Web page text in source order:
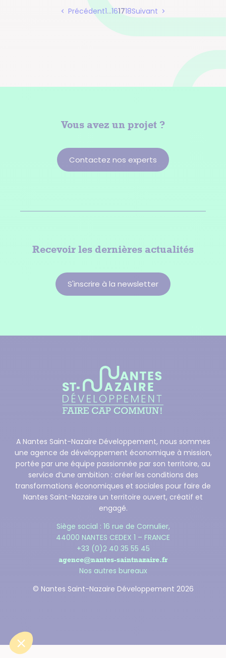
PrécédentPage
1…Page
16Page
17Page
18Suivant
Vous avez un projet ?
Contactez nos experts
Recevoir les dernières actualités
S'inscrire à la newsletter
A Nantes Saint-Nazaire Développement, nous sommes
une agence de développement économique à mission,
portée par une équipe passionnée par son territoire, au
service d’une ambition : créer les conditions des
transformations économiques et sociales pour faire de
Nantes Saint-Nazaire un territoire ouvert, créatif et
engagé.
Siège social : 16 rue de Cornulier,
44000 NANTES CEDEX 1 – FRANCE
+33 (0)2 40 35 55 45
agence@nantes-saintnazaire.fr
Nos autres bureaux
© Nantes Saint-Nazaire Développement 2026